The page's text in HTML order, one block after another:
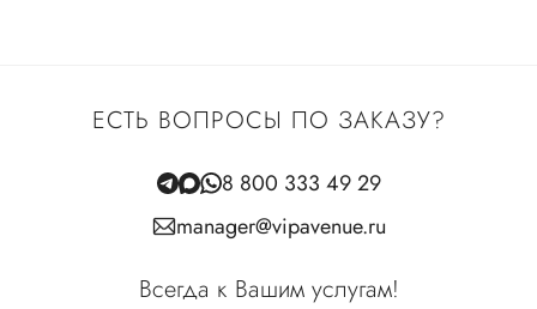
ЕСТЬ ВОПРОСЫ ПО ЗАКАЗУ?
8 800 333 49 29
manager@vipavenue.ru
Всегда к Вашим услугам!